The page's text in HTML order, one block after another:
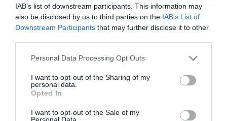
IAB’s list of downstream participants. This information may
also be disclosed by us to third parties on the IAB’s List of
Downstream Participants that may further disclose it to other
Personal Data Processing Opt Outs
I want to opt-out of the Sharing of my
personal data.
Opted In
I want to opt-out of the Sale of my
Personal Data.